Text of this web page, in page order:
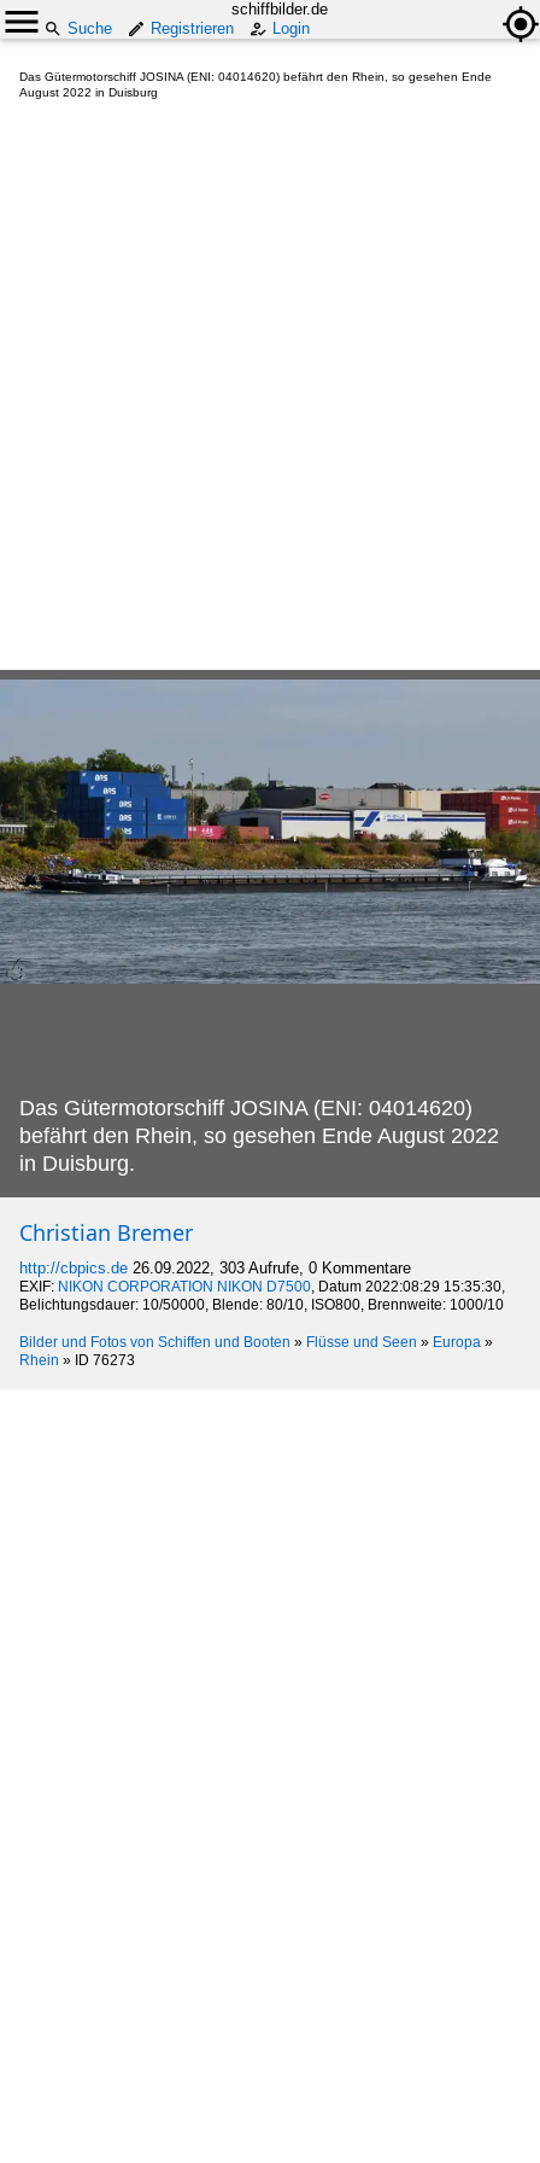
schiffbilder.de
Suche
Registrieren Login
Das Gütermotorschiff JOSINA (ENI: 04014620) befährt den Rhein, so gesehen Ende
August 2022 in Duisburg
Das Gütermotorschiff JOSINA (ENI: 04014620)
befährt den Rhein, so gesehen Ende August 2022
in Duisburg.
Christian Bremer
http://cbpics.de 26.09.2022, 303 Aufrufe, 0 Kommentare
EXIF: NIKON CORPORATION NIKON D7500, Datum 2022:08:29 15:35:30,
Belichtungsdauer: 10/50000, Blende: 80/10, ISO800, Brennweite: 1000/10
Bilder und Fotos von Schiffen und Booten » Flüsse und Seen » Europa »
Rhein » ID 76273